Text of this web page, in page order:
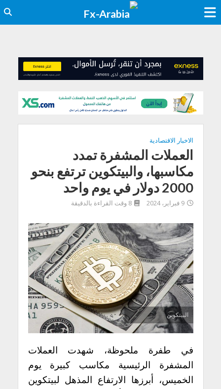
الاخبار الاقتصادية
العملات المشفرة تمدد
مكاسبها، والبيتكوين ترتفع بنحو
2000 دولار في يوم واحد
9 فبراير، 2024 8 وقت القراءة بالدقيقة
البيتكوين
في طفرة ملحوظة، شهدت العملات
المشفرة الرئيسية مكاسب كبيرة يوم
الخميس، أبرزها الارتفاع المذهل لبيتكوين